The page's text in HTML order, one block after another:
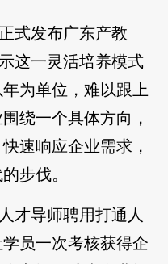
式发布广东产教
这一灵活培养模式
为单位，难以跟上
绕一个具体方向，
速响应企业需求，
步伐。
才导师聘用打通人
员一次考核获得企